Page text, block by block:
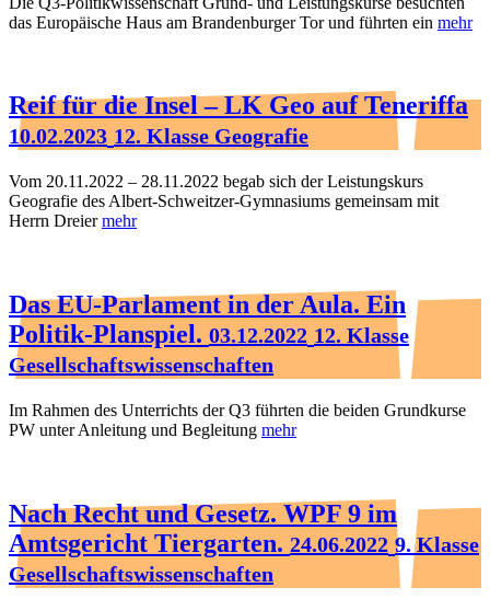
das Europäische Haus am Brandenburger Tor und führten ein mehr
Reif für die Insel – LK Geo auf Teneriffa
10.02.2023 12. Klasse Geografie
Vom 20.11.2022 – 28.11.2022 begab sich der Leistungskurs
Geografie des Albert-Schweitzer-Gymnasiums gemeinsam mit
Herrn Dreiermehr
Das EU-Parlament in der Aula. Ein
Politik-Planspiel. 03.12.2022 12. Klasse
Gesellschaftswissenschaften
Im Rahmen des Unterrichts der Q3 führten die beiden Grundkurse
PW unter Anleitung und Begleitung mehr
Nach Recht und Gesetz. WPF 9 im
Amtsgericht Tiergarten. 24.06.2022 9. Klasse
Gesellschaftswissenschaften